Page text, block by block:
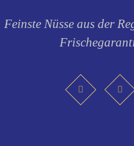
Feinste Nüsse aus der